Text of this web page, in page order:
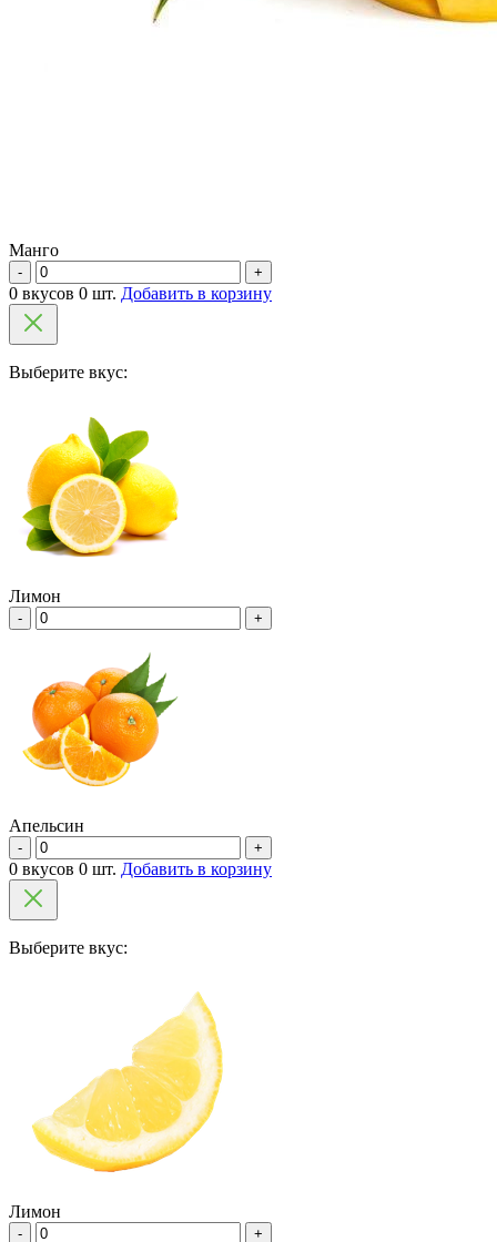
Манго
- +
0 вкусов 0 шт. Добавить в корзину
Выберите вкус:
Лимон
- +
Апельсин
- +
0 вкусов 0 шт. Добавить в корзину
Выберите вкус:
Лимон
- +